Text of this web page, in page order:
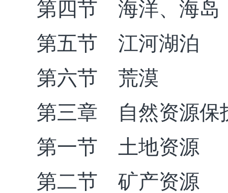
第四节 海洋、海岛
第五节 江河湖泊
第六节 荒漠
第三章 自然资源保
第一节 土地资源
第二节 矿产资源